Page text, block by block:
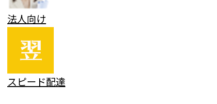
法人向け
スピード配達